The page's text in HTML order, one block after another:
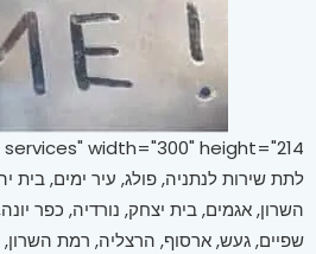
לתת שירות לנתניה, פולג, עיר ימים, בית
השרון, אגמים, בית יצחק, נורדיה, כפר
שפיים, געש, ארסוף, הרצליה, רמת השרון,